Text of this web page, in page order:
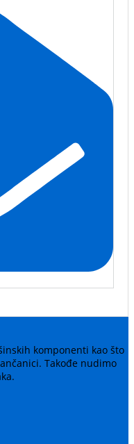
komponenti kao što
Takođe nudimo